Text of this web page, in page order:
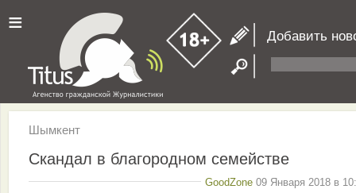
≡ Добавить
Шымкент
Скандал в благородном семействе
GoodZone 09 Января 2018 в